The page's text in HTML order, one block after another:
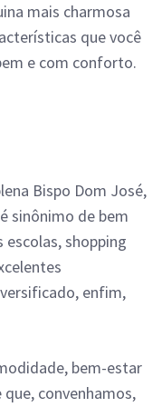
mais charmosa
que você
e com conforto.
Bispo Dom José,
sinônimo de bem
escolas, shopping
enfim,
bem-estar
convenhamos,